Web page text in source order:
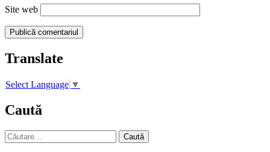
Site web
Translate
Select Language ▼
Caută
Caută
după: